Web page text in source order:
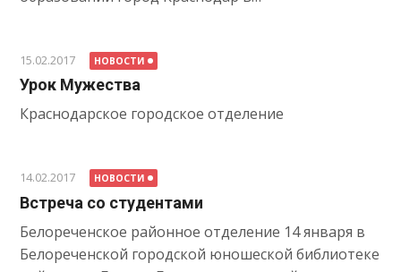
15.02.2017 НОВОСТИ
Урок Мужества
Краснодарское городское отделение
14.02.2017 НОВОСТИ
Встреча со студентами
Белореченское районное отделение 14 января в
Белореченской городской юношеской библиотеке